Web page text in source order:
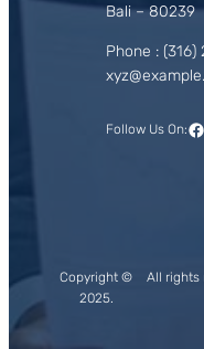
Bali – 80239
Phone : (316)
Follow Us On:
Copyright ©
2025.
All rights